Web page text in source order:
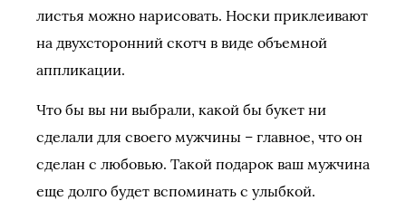
листья можно нарисовать. Носки приклеивают
на двухсторонний скотч в виде объемной
аппликации.
Что бы вы ни выбрали, какой бы букет ни
сделали для своего мужчины – главное, что он
сделан с любовью. Такой подарок ваш мужчина
еще долго будет вспоминать с улыбкой.